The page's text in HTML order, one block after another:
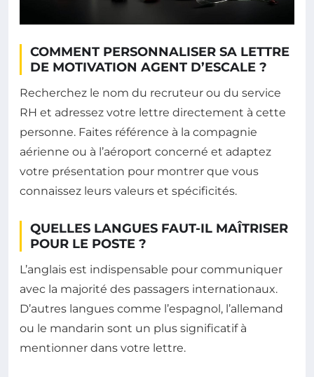
COMMENT PERSONNALISER SA LETTRE
DE MOTIVATION AGENT D’ESCALE ?
Recherchez le nom du recruteur ou du service
RH et adressez votre lettre directement à cette
personne. Faites référence à la compagnie
aérienne ou à l’aéroport concerné et adaptez
votre présentation pour montrer que vous
connaissez leurs valeurs et spécificités.
QUELLES LANGUES FAUT-IL MAÎTRISER
POUR LE POSTE ?
L’anglais est indispensable pour communiquer
avec la majorité des passagers internationaux.
D’autres langues comme l’espagnol, l’allemand
ou le mandarin sont un plus significatif à
mentionner dans votre lettre.